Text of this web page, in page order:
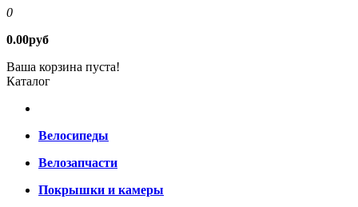
0
0.00руб
Ваша корзина пуста!
Каталог
Велосипеды
Велозапчасти
Покрышки и камеры